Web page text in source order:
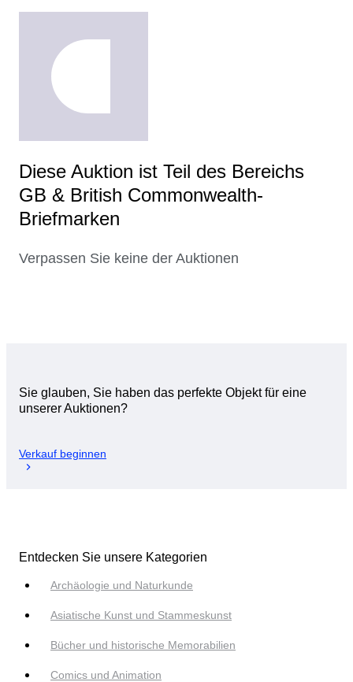
Diese Auktion ist Teil des Bereichs
GB & British Commonwealth-
Briefmarken
Verpassen Sie keine der Auktionen
Sie glauben, Sie haben das perfekte Objekt für eine
unserer Auktionen?
Verkauf beginnen
Entdecken Sie unsere Kategorien
Archäologie und Naturkunde
Asiatische Kunst und Stammeskunst
Bücher und historische Memorabilien
Comics und Animation